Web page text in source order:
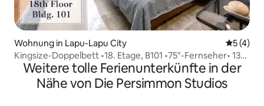
Wohnung in Lapu-Lapu City
5 (4)
Kingsize-Doppelbett •18. Etage, B101 •75"-Fernseher• 13
Minuten zum Flughafen
Weitere tolle Ferienunterkünfte in der
Nähe von Die Persimmon Studios